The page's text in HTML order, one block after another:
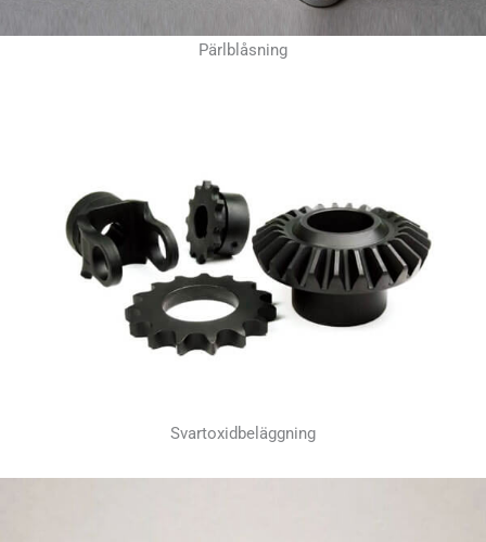
Pärlblåsning
Svartoxidbeläggning